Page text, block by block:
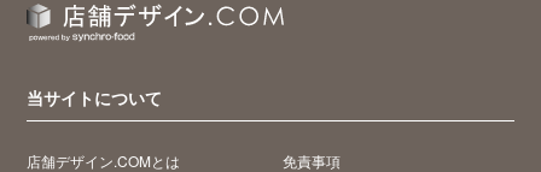
当サイトについて
店舗デザイン.COMとは 免責事項